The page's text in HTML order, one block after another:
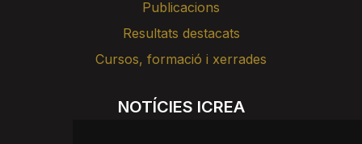
Publicacions
Resultats destacats
Cursos, formació i xerrades
NOTÍCIES ICREA